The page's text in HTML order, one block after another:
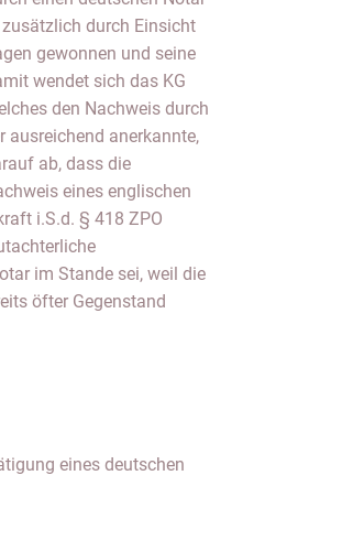
durch Einsicht
gewonnen und seine
wendet sich das KG
den Nachweis durch
ausreichend anerkannte,
ab, dass die
eines englischen
i.S.d. § 418 ZPO
im Stande sei, weil die
öfter Gegenstand